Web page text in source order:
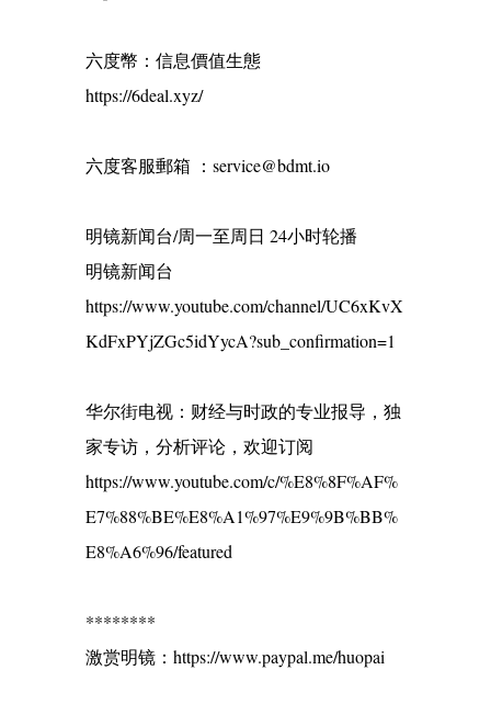
六度幣：信息價值生態
https://6deal.xyz/
六度客服郵箱 ：service@bdmt.io
明镜新闻台/周一至周日 24小时轮播
明镜新闻台
https://www.youtube.com/channel/UC6xKvX
KdFxPYjZGc5idYycA?sub_confirmation=1
华尔街电视：财经与时政的专业报导，独
家专访，分析评论，欢迎订阅
https://www.youtube.com/c/%E8%8F%AF%
E7%88%BE%E8%A1%97%E9%9B%BB%
E8%A6%96/featured
********
激赏明镜：https://www.paypal.me/huopai